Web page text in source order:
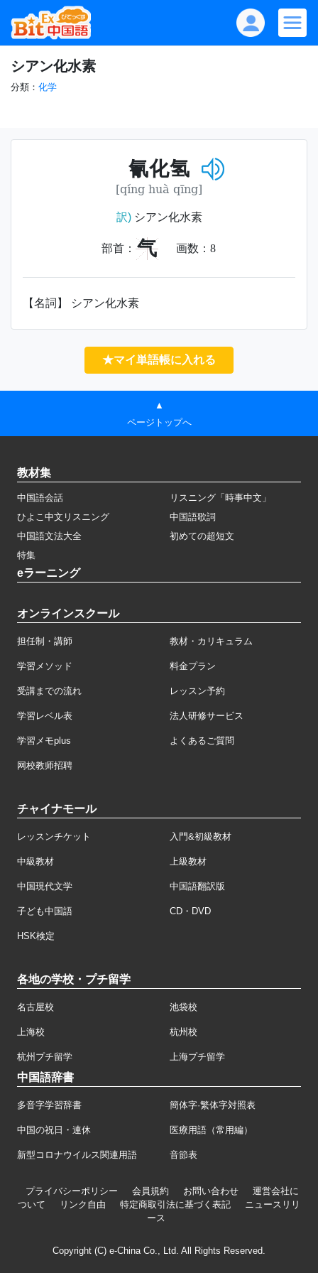
シアン化水素
分類： 化学
氰化氢
[qíng huà qīng]
訳)シアン化水素
部首： 气 画数： 8
【名詞】 シアン化水素
★マイ単語帳に入れる
▲
ページトップへ
教材集
中国語会話
リスニング「時事中文」
ひよこ中文リスニング
中国語歌詞
中国語文法大全
初めての超短文
特集
eラーニング
オンラインスクール
担任制・講師 教材・カリキュラム
学習メソッド 料金プラン
受講までの流れ レッスン予約
学習レベル表 法人研修サービス
学習メモplus よくあるご質問
网校教师招聘
チャイナモール
レッスンチケット 入門&初級教材
中級教材 上級教材
中国現代文学 中国語翻訳版
子ども中国語 CD・DVD
HSK検定
各地の学校・プチ留学
名古屋校 池袋校
上海校 杭州校
杭州プチ留学 上海プチ留学
中国語辞書
多音字学習辞書 簡体字·繁体字対照表
中国の祝日・連休 医療用語（常用編）
新型コロナウイルス関連用語 音節表
プライバシーポリシー 会員規約 お問い合わせ
運営会社に
ついて
リンク自由 特定商取引法に基づく表記
ニュースリリ
ース
Copyright (C) e-China Co., Ltd. All Rights Reserved.